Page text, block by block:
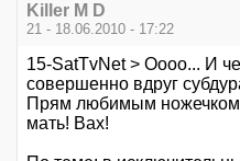
Killer M D
21 - 18.06.2010 - 17:22
15-SatTvNet > Оооо... И
совершенно вдруг
Прям любимым ножечком
мать! Вах!